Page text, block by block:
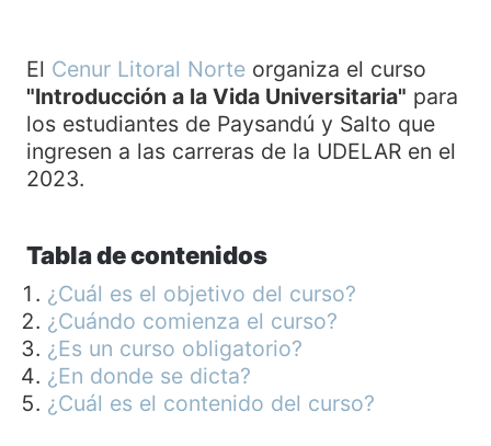
El Cenur Litoral Norteorganiza el curso
"Introducción a la Vida Universitaria" para
los estudiantes de Paysandú y Salto que
ingresen a las carreras de la UDELAR en el
2023.
Tabla de contenidos
¿Cuál es el objetivo del curso?
¿Cuándo comienza el curso?
¿Es un curso obligatorio?
¿En donde se dicta?
¿Cuál es el contenido del curso?